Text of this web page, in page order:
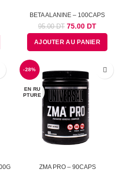
BETA ALANINE – 100CAPS
95.00DT Le
prix
initial
était :
DT.
75.00 DTLe
prix
actuel
est :
DT.
AJOUTER AU PANIER
-28%
EN RU
PTURE
ZMA PRO – 90CAPS